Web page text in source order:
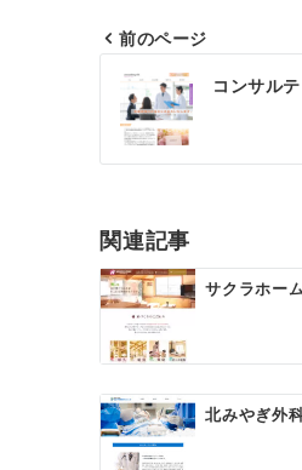
投
稿
ナ
ゲ
ー
シ
ョ
ン
前のページ
コンサル
関連記事
サクラホー
北みやぎ外